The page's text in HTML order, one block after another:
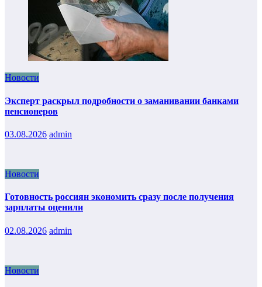
Новости
Эксперт раскрыл подробности о заманивании банками
пенсионеров
03.08.2026 admin
Новости
Готовность россиян экономить сразу после получения
зарплаты оценили
02.08.2026 admin
Новости